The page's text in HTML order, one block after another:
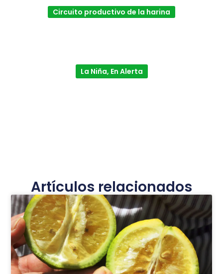
Circuito productivo de la harina
La Niña, En Alerta
Artículos relacionados